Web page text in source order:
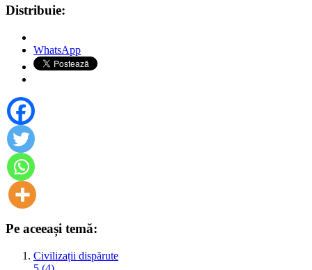
Distribuie:
WhatsApp
Pe aceeași temă:
Civilizații dispărute